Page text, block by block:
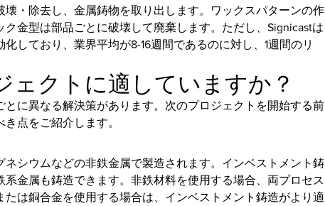
・除去し、金属鋳物を取り出します。ワックスパターンの作
金型は部品ごとに破壊して廃棄します。ただし、Signicastは
しており、業界平均が8-16週間であるのに対し、1週間のリ
クトに適していますか？
に異なる解決策があります。次のプロジェクトを開始する前
点をご紹介します。
シウムなどの非鉄金属で製造されます。インベストメント鋳
金属も鋳造できます。非鉄材料を使用する場合、両プロセス
は銅合金を使用する場合は、インベストメント鋳造がより適